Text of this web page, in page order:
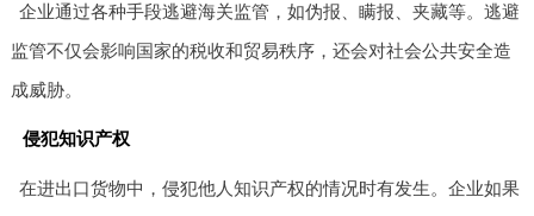
企业通过各种手段逃避海关监管，如伪报、瞒报、夹藏等。逃避
监管不仅会影响国家的税收和贸易秩序，还会对社会公共安全造
成威胁。
侵犯知识产权
在进出口货物中，侵犯他人知识产权的情况时有发生。企业如果